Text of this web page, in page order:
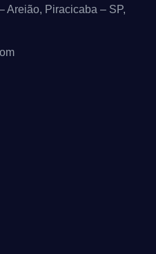
Areião, Piracicaba – SP,